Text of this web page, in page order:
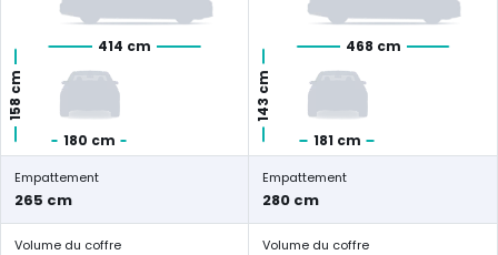
414 cm
180 cm
158 cm
468 cm
181 cm
143 cm
Empattement
265 cm
Empattement
280 cm
Volume du coffre Volume du coffre